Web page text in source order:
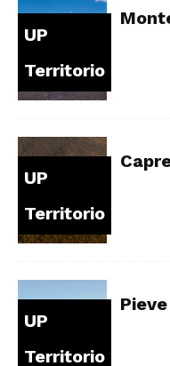
UP
Territorio
UP
Territorio
UP
Territorio